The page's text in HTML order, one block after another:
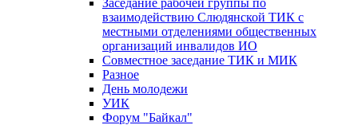
Заседание рабочей группы по
взаимодействию Слюдянской ТИК с
местными отделениями общественных
организаций инвалидов ИО
Совместное заседание ТИК и МИК
Разное
День молодежи
УИК
Форум "Байкал"